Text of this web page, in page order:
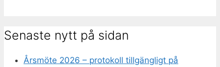
Senaste nytt på sidan
Årsmöte 2026 – protokoll tillgängligt på